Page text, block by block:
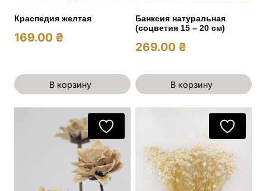
Краспедия желтая
169.00 ₴
В корзину
Банксия натуральная
(соцветия 15 – 20 см)
269.00 ₴
В корзину